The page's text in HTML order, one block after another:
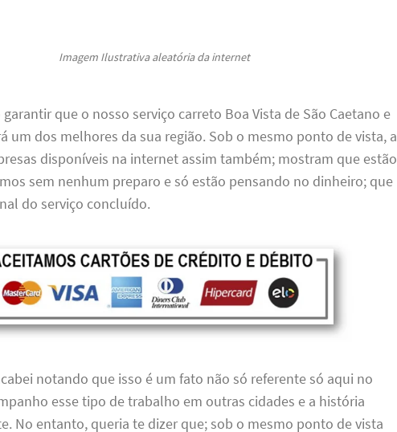
Imagem Ilustrativa aleatória da internet
que o nosso serviço carreto Boa Vista de São Caetano e
um dos melhores da sua região. Sob o mesmo ponto de vista, a
disponíveis na internet assim também; mostram que estão
sem nenhum preparo e só estão pensando no dinheiro; que
do serviço concluído.
notando que isso é um fato não só referente só aqui no
esse tipo de trabalho em outras cidades e a história
No entanto, queria te dizer que; sob o mesmo ponto de vista